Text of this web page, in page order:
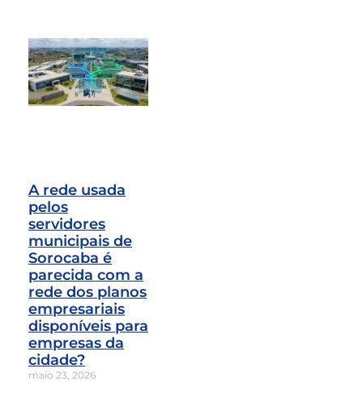
A rede usada
pelos
servidores
municipais de
Sorocaba é
parecida com a
rede dos planos
empresariais
disponíveis para
empresas da
cidade?
maio 23, 2026